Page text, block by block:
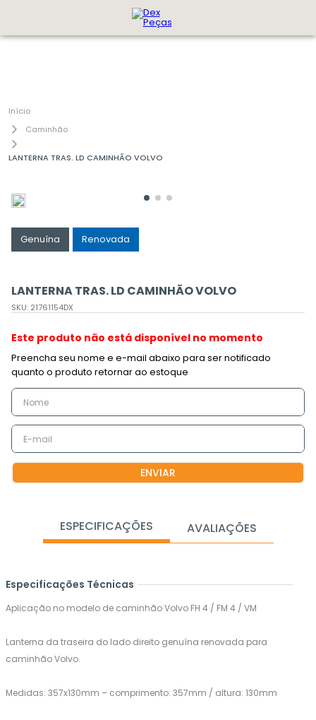
Caminhão
LANTERNA TRAS. LD CAMINHÃO VOLVO
Genuína Renovada
LANTERNA TRAS. LD CAMINHÃO VOLVO
SKU: 21761154DX
Este produto não está disponível no momento
ENVIAR
ESPECIFICAÇÕES AVALIAÇÕES
Especificações Técnicas
Aplicação no modelo de caminhão Volvo FH 4 / FM 4 / VM
Lanterna da traseira do lado direito genuína renovada para
caminhão Volvo.
Medidas: 357x130mm – comprimento: 357mm / altura: 130mm